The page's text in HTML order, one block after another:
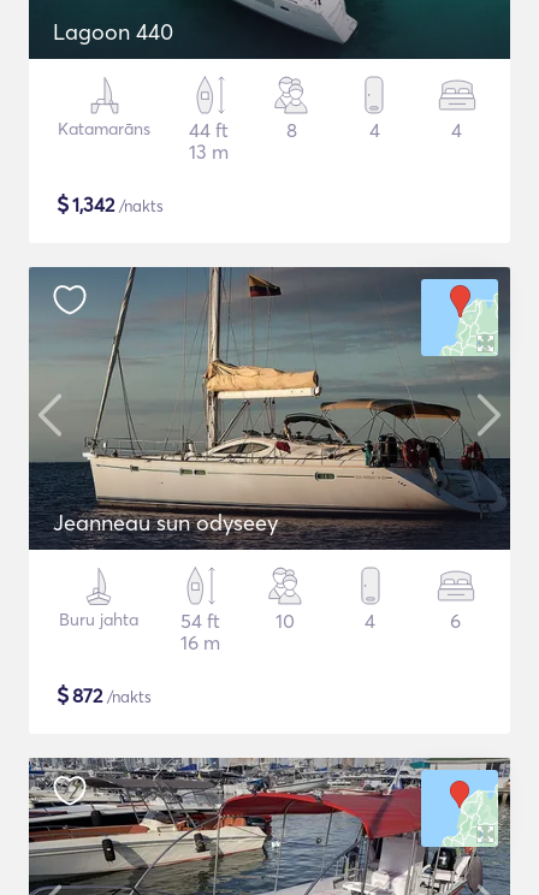
Lagoon 440
Katamarāns
44 ft
13 m
8 4 4
$1,342/nakts
Jeanneau sun odyseey
Buru jahta
54 ft
16 m
10 4 6
$872/nakts